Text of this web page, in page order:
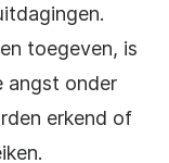
toegeven, is
angst onder
erkend of